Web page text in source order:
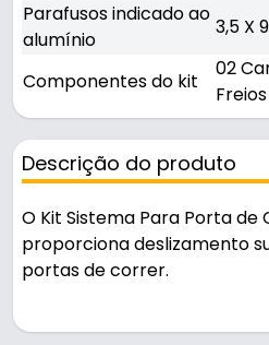
Parafusos indicado ao
alumínio
3,5 X
Componentes do kit
02
Descrição do produto
O Kit Sistema Para Porta de
proporciona deslizamento
portas de correr.